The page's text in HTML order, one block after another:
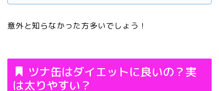
意外と知らなかった方多いでしょう！
ツナ缶はダイエットに良いの？実
は太りやすい？